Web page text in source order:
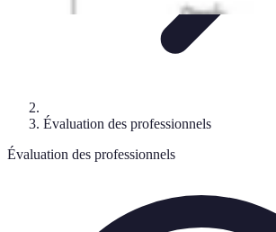
Évaluation des professionnels
Évaluation des professionnels